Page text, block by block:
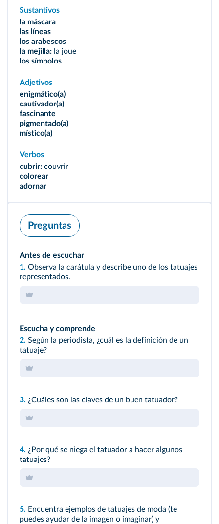
Sustantivos
la máscara
las líneas
los arabescos
la mejilla: la joue
los símbolos
Adjetivos
enigmático(a)
cautivador(a)
fascinante
pigmentado(a)
místico(a)
Verbos
cubrir: couvrir
colorear
adornar
Preguntas
Antes de escuchar
1. Observa la carátula y describe uno de los tatuajes
representados.
Escucha y comprende
2. Según la periodista, ¿cuál es la definición de un
tatuaje?
3. ¿Cuáles son las claves de un buen tatuador?
4. ¿Por qué se niega el tatuador a hacer algunos
tatuajes?
5. Encuentra ejemplos de tatuajes de moda (te
puedes ayudar de la imagen o imaginar) y